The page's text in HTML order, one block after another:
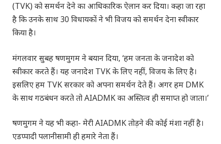
(TVK) को समर्थन देने का आधिकारिक ऐलान कर दिया। कहा जा रहा
है कि उनके साथ 30 विधायकों ने भी विजय को समर्थन देना स्वीकार
किया है।
मंगलवार सुबह षणमुगम ने बयान दिया, ‘हम जनता के जनादेश को
स्वीकार करते हैं। यह जनादेश TVK के लिए नहीं, विजय के लिए है।
इसलिए हम TVK सरकार को अपना समर्थन देते हैं। अगर हम DMK
के साथ गठबंधन करते तो AIADMK का अस्तित्व ही समाप्त हो जाता।’
षणमुगम ने यह भी कहा- मेरी AIADMK तोड़ने की कोई मंशा नहीं है।
एडप्पादी पलानीसामी ही हमारे नेता हैं।